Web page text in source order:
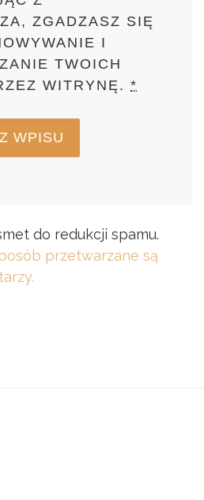
ZGADZASZ SIĘ
I
TWOICH
WITRYNĘ.*
do redukcji spamu.
przetwarzane są